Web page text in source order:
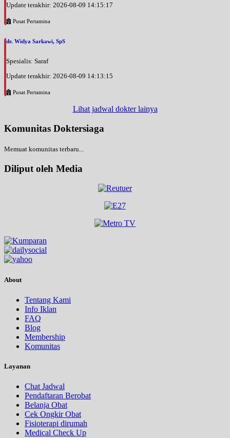
Update terakhir: 2026-08-09 14:15:17
Pusat Pertamina
dr. Widya Sarkawi, SpS
Spesialis: Saraf
Update terakhir: 2026-08-09 14:13:15
Pusat Pertamina
Lihat jadwal dokter lainya
Komunitas Doktersiaga
Memuat komunitas terbaru...
Diliput oleh Media
About
Tentang Kami
Info Iklan
FAQ
Blog
Membership
Komunitas
Layanan
Chat Jadwal
Pendaftaran Berobat
Belanja Obat
Cek Ongkir Obat
Fisioterapi dirumah
Medical Check Up